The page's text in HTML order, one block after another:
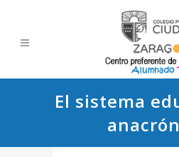
El sistema